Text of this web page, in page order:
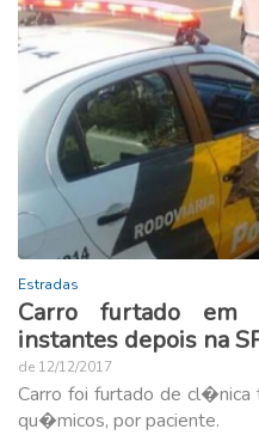
Estradas
Carro furtado
instantes depois na
de 12/12/2017
Carro foi furtado de
qu�micos, por paciente.